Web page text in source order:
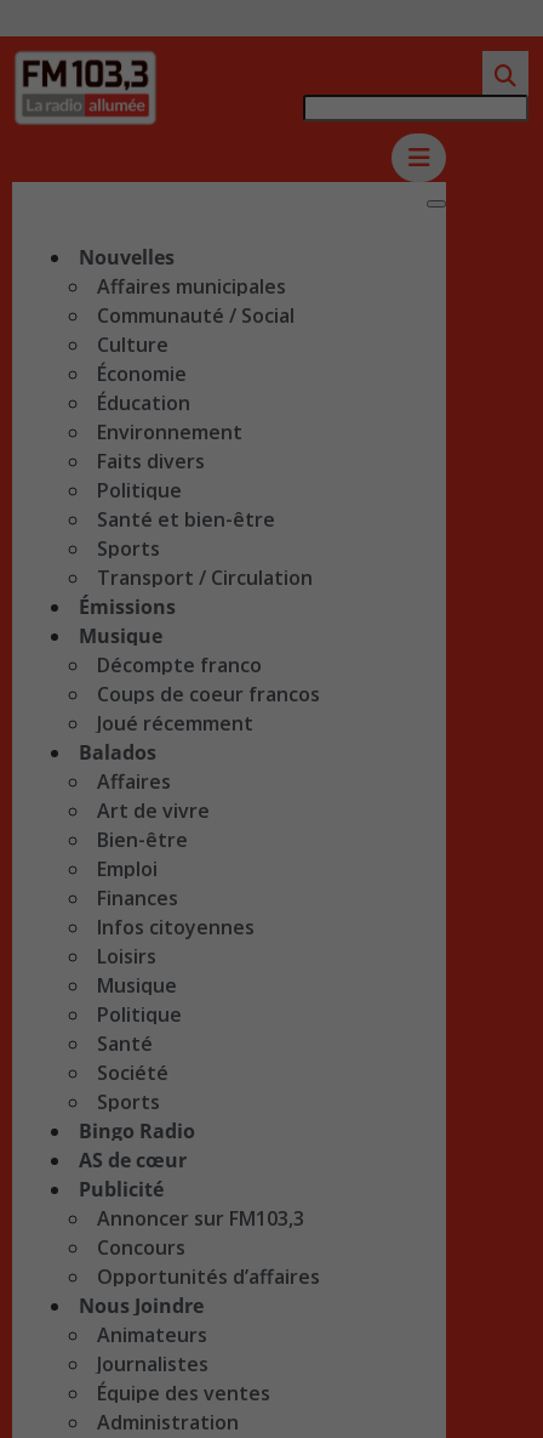
Nouvelles
Affaires municipales
Communauté / Social
Culture
Économie
Éducation
Environnement
Faits divers
Politique
Santé et bien-être
Sports
Transport / Circulation
Émissions
Musique
Décompte franco
Coups de coeur francos
Joué récemment
Balados
Affaires
Art de vivre
Bien-être
Emploi
Finances
Infos citoyennes
Loisirs
Musique
Politique
Santé
Société
Sports
Bingo Radio
AS de cœur
Publicité
Annoncer sur FM103,3
Concours
Opportunités d’affaires
Nous Joindre
Animateurs
Journalistes
Équipe des ventes
Administration